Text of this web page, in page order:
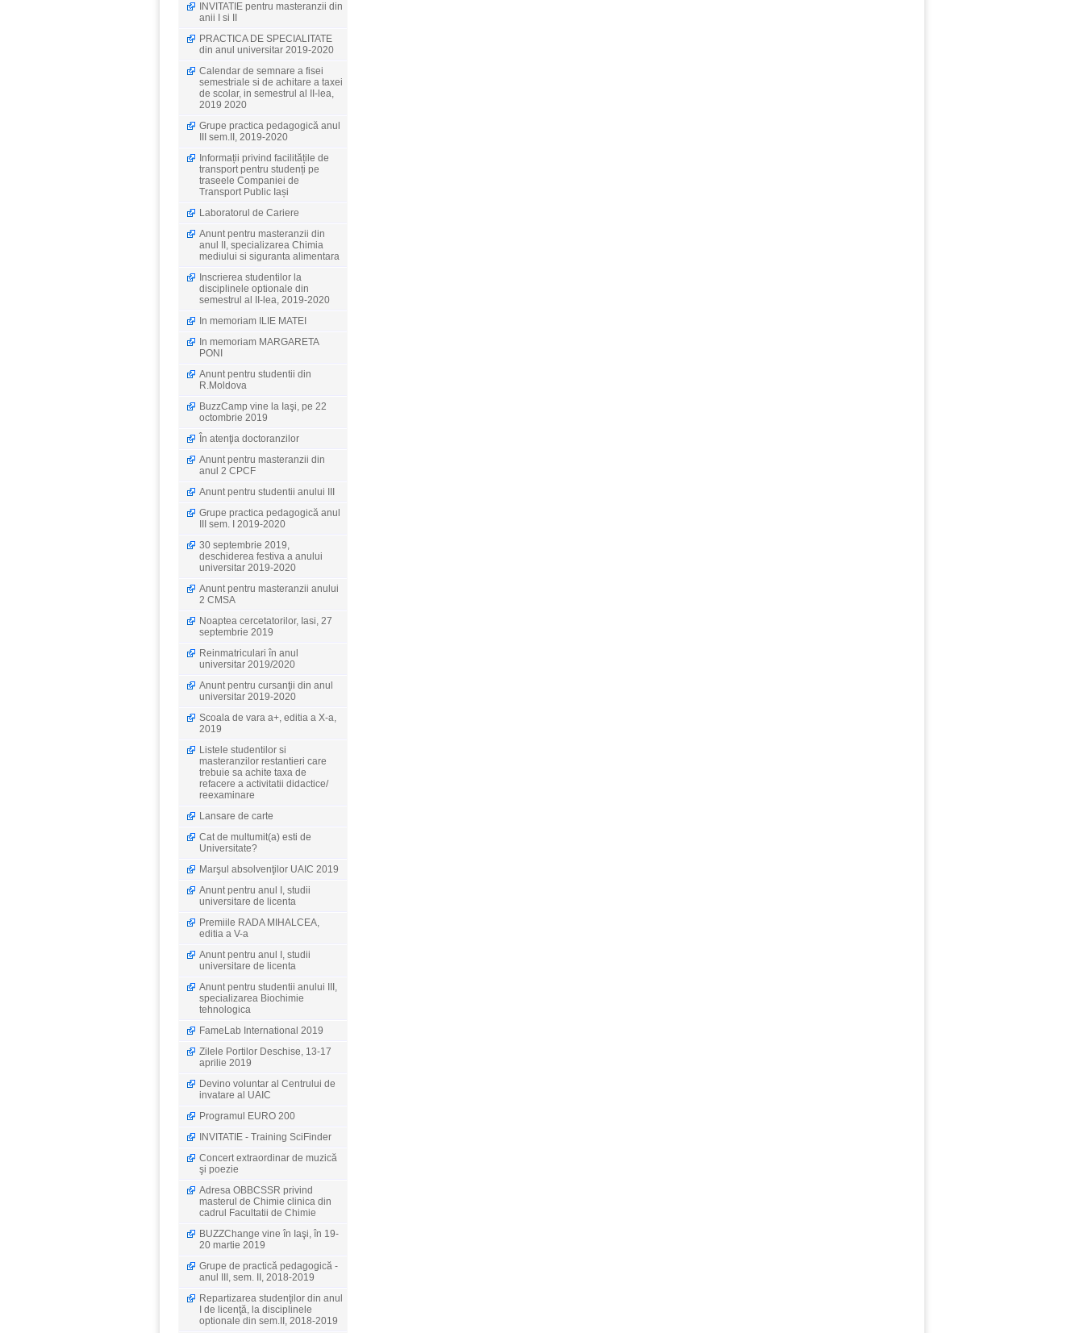
INVITATIE pentru masteranzii din
anii I si II
PRACTICA DE SPECIALITATE
din anul universitar 2019-2020
Calendar de semnare a fisei
semestriale si de achitare a taxei
de scolar, in semestrul al II-lea,
2019 2020
Grupe practica pedagogică anul
III sem.II, 2019-2020
Informații privind facilitățile de
transport pentru studenți pe
traseele Companiei de
Transport Public Iași
Laboratorul de Cariere
Anunt pentru masteranzii din
anul II, specializarea Chimia
mediului si siguranta alimentara
Inscrierea studentilor la
disciplinele optionale din
semestrul al II-lea, 2019-2020
In memoriam ILIE MATEI
In memoriam MARGARETA
PONI
Anunt pentru studentii din
R.Moldova
BuzzCamp vine la Iaşi, pe 22
octombrie 2019
În atenţia doctoranzilor
Anunt pentru masteranzii din
anul 2 CPCF
Anunt pentru studentii anului III
Grupe practica pedagogică anul
III sem. I 2019-2020
30 septembrie 2019,
deschiderea festiva a anului
universitar 2019-2020
Anunt pentru masteranzii anului
2 CMSA
Noaptea cercetatorilor, Iasi, 27
septembrie 2019
Reinmatriculari în anul
universitar 2019/2020
Anunt pentru cursanţii din anul
universitar 2019-2020
Scoala de vara a+, editia a X-a,
2019
Listele studentilor si
masteranzilor restantieri care
trebuie sa achite taxa de
refacere a activitatii didactice/
reexaminare
Lansare de carte
Cat de multumit(a) esti de
Universitate?
Marşul absolvenţilor UAIC 2019
Anunt pentru anul I, studii
universitare de licenta
Premiile RADA MIHALCEA,
editia a V-a
Anunt pentru anul I, studii
universitare de licenta
Anunt pentru studentii anului III,
specializarea Biochimie
tehnologica
FameLab International 2019
Zilele Portilor Deschise, 13-17
aprilie 2019
Devino voluntar al Centrului de
invatare al UAIC
Programul EURO 200
INVITATIE - Training SciFinder
Concert extraordinar de muzică
şi poezie
Adresa OBBCSSR privind
masterul de Chimie clinica din
cadrul Facultatii de Chimie
BUZZChange vine în Iaşi, în 19-
20 martie 2019
Grupe de practică pedagogică -
anul III, sem. II, 2018-2019
Repartizarea studenţilor din anul
I de licenţă, la disciplinele
optionale din sem.II, 2018-2019